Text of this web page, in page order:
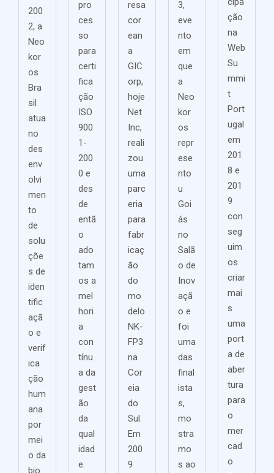
200
2, a
Neo
kor
os
Bra
sil
atua
no
des
env
olvi
men
to
de
solu
çõe
s de
iden
tific
açã
o e
verif
ica
ção
hum
ana
por
mei
o da
bio
pro
ces
so
para
certi
fica
ção
ISO
900
1-
200
0 e
des
de
entã
o
ado
tam
os a
mel
hori
a
con
tínu
a da
gest
ão
da
qual
idad
e.
resa
cor
ean
a
GIC
orp,
hoje
Net
Inc,
reali
zou
uma
parc
eria
para
fabr
icaç
ão
do
mo
delo
NK-
FP3
na
Cor
eia
do
Sul.
Em
200
9
3,
eve
nto
em
que
a
Neo
kor
os
repr
ese
nto
u
Goi
ás
no
Salã
o de
Inov
açã
o e
foi
uma
das
final
ista
s,
mo
stra
mo
s ao
ção
na
Web
Su
mmi
t
Port
ugal
em
201
8 e
201
9
con
seg
uim
os
criar
mai
s
uma
port
a de
aber
tura
para
o
mer
cad
o